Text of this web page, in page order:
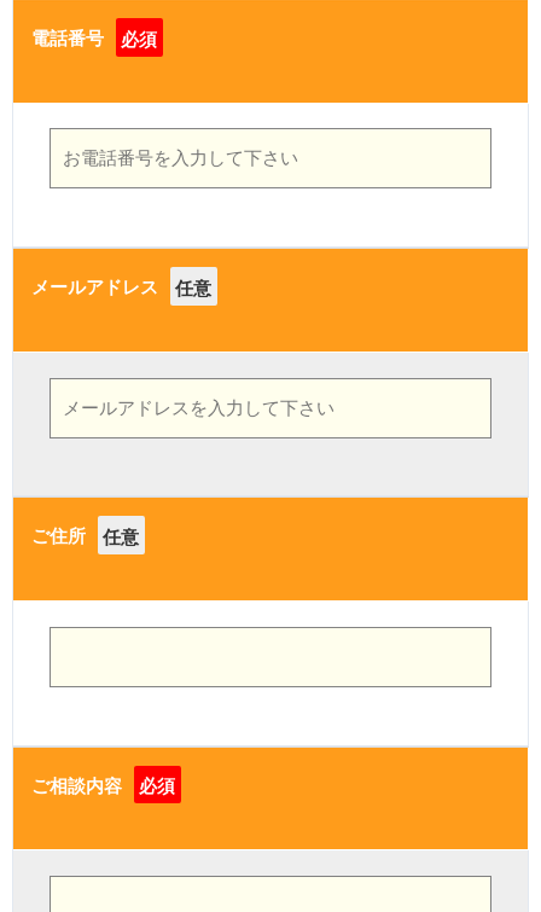
電話番号 必須
メールアドレス 任意
ご住所 任意
ご相談内容 必須